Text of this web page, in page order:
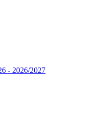
- 2026/2027